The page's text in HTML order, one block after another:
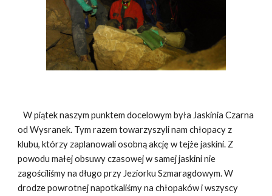
W piątek naszym punktem docelowym była Jaskinia Czarna
od Wysranek. Tym razem towarzyszyli nam chłopacy z
klubu, którzy zaplanowali osobną akcję w tejże jaskini. Z
powodu małej obsuwy czasowej w samej jaskini nie
zagościliśmy na długo przy Jeziorku Szmaragdowym. W
drodze powrotnej napotkaliśmy na chłopaków i wszyscy